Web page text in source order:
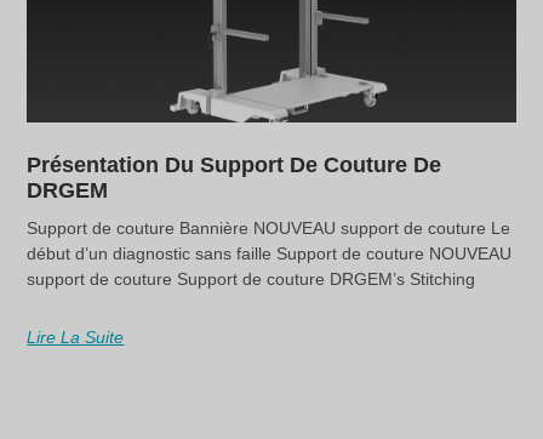
Présentation Du Support De Couture De
DRGEM
Support de couture Bannière NOUVEAU support de couture Le
début d’un diagnostic sans faille Support de couture NOUVEAU
support de couture Support de couture DRGEM’s Stitching
Lire La Suite